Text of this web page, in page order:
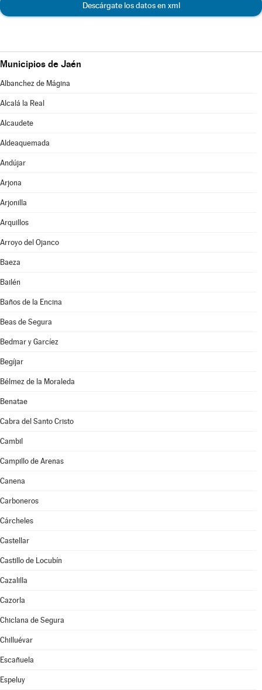
Descárgate los datos en xml
Municipios de Jaén
Albanchez de Mágina
Alcalá la Real
Alcaudete
Aldeaquemada
Andújar
Arjona
Arjonilla
Arquillos
Arroyo del Ojanco
Baeza
Bailén
Baños de la Encina
Beas de Segura
Bedmar y Garcíez
Begíjar
Bélmez de la Moraleda
Benatae
Cabra del Santo Cristo
Cambil
Campillo de Arenas
Canena
Carboneros
Cárcheles
Castellar
Castillo de Locubín
Cazalilla
Cazorla
Chiclana de Segura
Chilluévar
Escañuela
Espeluy